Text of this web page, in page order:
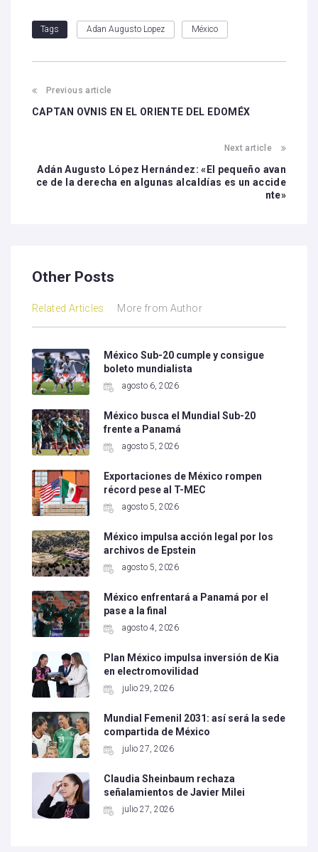
Tags Adan Augusto Lopez México
Previous article
CAPTAN OVNIS EN EL ORIENTE DEL EDOMÉX
Next article
Adán Augusto López Hernández: «El pequeño avan
ce de la derecha en algunas alcaldías es un accide
nte»
Other Posts
Related Articles More from Author
México Sub-20 cumple y consigue
boleto mundialista
agosto 6, 2026
México busca el Mundial Sub-20
frente a Panamá
agosto 5, 2026
Exportaciones de México rompen
récord pese al T-MEC
agosto 5, 2026
México impulsa acción legal por los
archivos de Epstein
agosto 5, 2026
México enfrentará a Panamá por el
pase a la final
agosto 4, 2026
Plan México impulsa inversión de Kia
en electromovilidad
julio 29, 2026
Mundial Femenil 2031: así será la sede
compartida de México
julio 27, 2026
Claudia Sheinbaum rechaza
señalamientos de Javier Milei
julio 27, 2026